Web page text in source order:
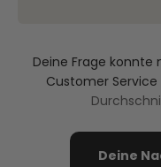
Deine Frage
Customer
Deine